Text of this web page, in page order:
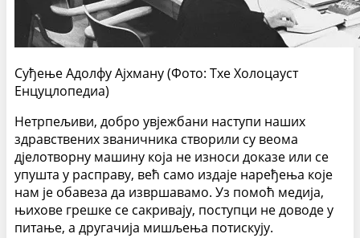
Суђење Адолфу Ајхману (Фото: Тхе Холоцауст
Енцyцлопедиа)
Нетрпељиви, добро увјежбани наступи наших
здравствених званичника створили су веома
дјелотворну машину која не износи доказе или се
упушта у расправу, већ само издаје наређења које
нам је обавеза да извршавамо. Уз помоћ медија,
њихове грешке се сакривају, поступци не доводе у
питање, а другачија мишљења потискују.